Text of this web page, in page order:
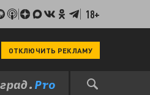
18+
ОТКЛЮЧИТЬ РЕКЛАМУ